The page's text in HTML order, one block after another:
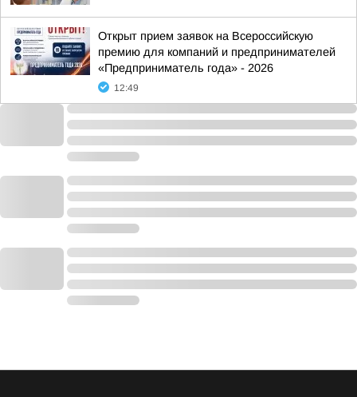
Открыт прием заявок на Всероссийскую
премию для компаний и предпринимателей
«Предприниматель года» - 2026
12:49